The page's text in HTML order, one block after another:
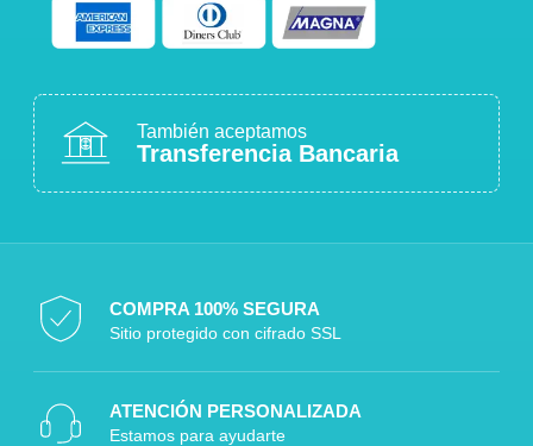
También aceptamos
Transferencia Bancaria
COMPRA 100% SEGURA
Sitio protegido con cifrado SSL
ATENCIÓN PERSONALIZADA
Estamos para ayudarte